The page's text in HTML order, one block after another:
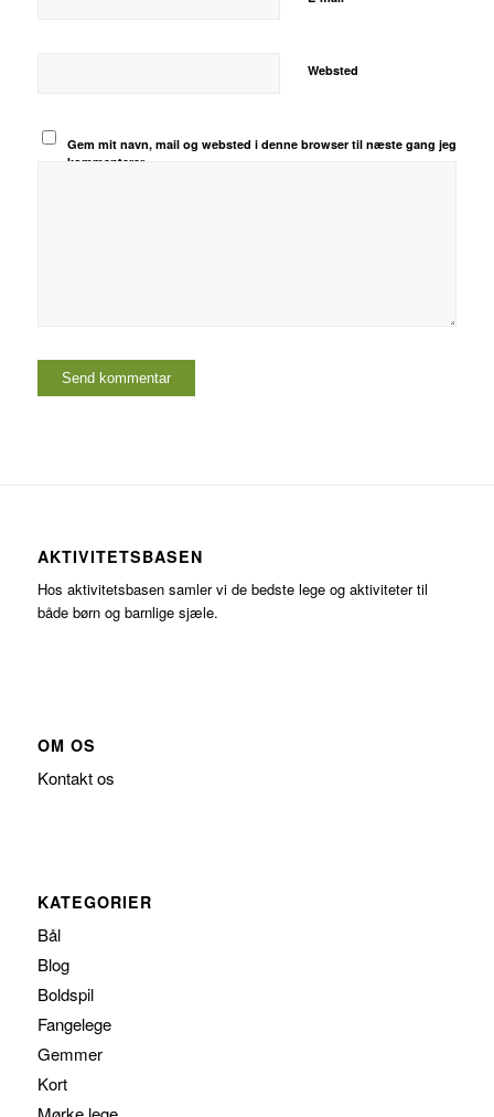
Websted
Gem mit navn, mail og websted i denne browser til næste gang jeg
kommenterer.
AKTIVITETSBASEN
Hos aktivitetsbasen samler vi de bedste lege og aktiviteter til
både børn og barnlige sjæle.
OM OS
Kontakt os
KATEGORIER
Bål
Blog
Boldspil
Fangelege
Gemmer
Kort